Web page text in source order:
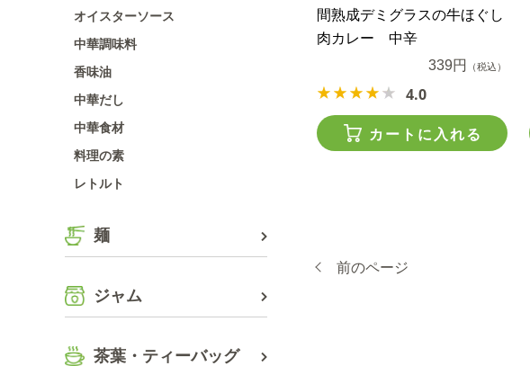
オイスターソース
中華調味料
香味油
中華だし
中華食材
料理の素
レトルト
麺
ジャム
茶葉・ティーバッグ
間熟成デミグラスの牛ほぐし
肉カレー 中辛
339円
（税込）
4.0
カートに入れる
前のページ